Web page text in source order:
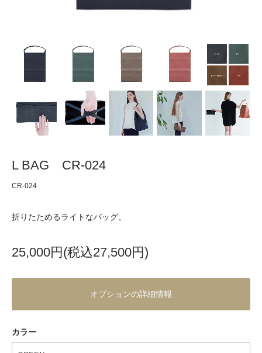
L BAG CR-024
CR-024
折りたためるライトなバッグ。
25,000円(税込27,500円)
オプションの詳細情報
カラー